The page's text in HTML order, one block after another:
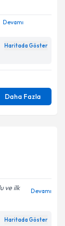
Devamı
Haritada Göster
Daha Fazla
ve ilk
Devamı
Haritada Göster